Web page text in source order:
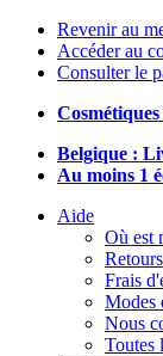
Revenir au
Accéder au
Consulter le
Belgique :
Au moins 1
Aide
Où est
Retours
Frais
Modes
Nous
Toutes